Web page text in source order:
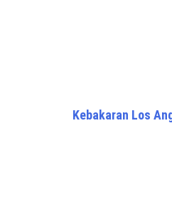
Kebakaran Los